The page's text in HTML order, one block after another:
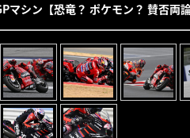
シン【恐竜？ ポケモン？ 賛否両論